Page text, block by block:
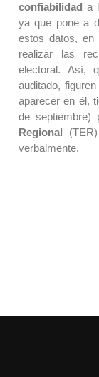
confiabilidad a
ya que pone a
estos datos, en
realizar las
electoral. Así,
auditado,
aparecer en él,
de septiembre)
Regional
verbalmente.